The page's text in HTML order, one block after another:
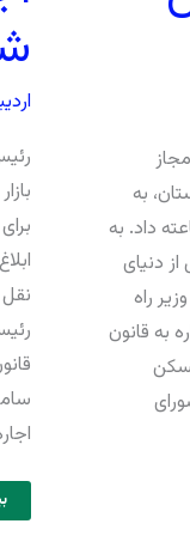
به
مهلت ۴۸ ساعته داد. به
دنیای
راه
به قانون